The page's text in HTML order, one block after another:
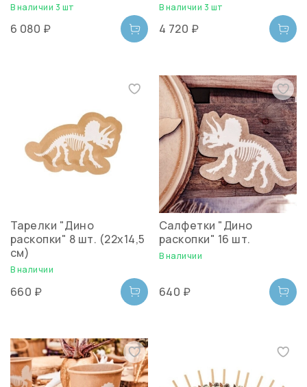
В наличии 3 шт
6 080 ₽
В наличии 3 шт
4 720 ₽
Тарелки "Дино
раскопки" 8 шт. (22х14,5
см)
В наличии
660 ₽
Салфетки "Дино
раскопки" 16 шт.
В наличии
640 ₽